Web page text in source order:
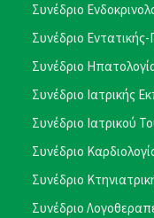
Συνέδριο
Συνέδριο
Συνέδριο
Συνέδριο Ιατρικής
Συνέδριο Ιατρικού
Συνέδριο
Συνέδριο
Συνέδριο